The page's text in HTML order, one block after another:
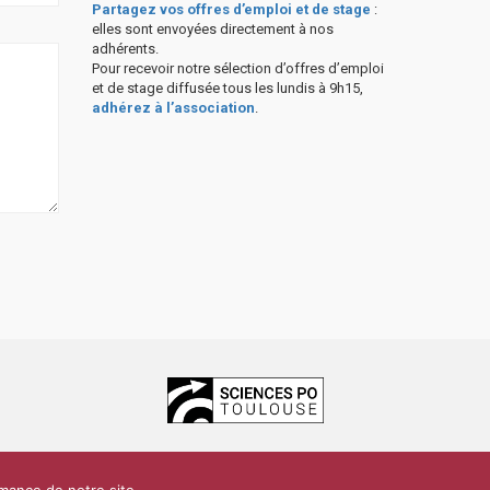
Partagez vos offres d’emploi et de stage :
elles sont envoyées directement à nos
adhérents.
Pour recevoir notre sélection d’offres d’emploi
et de stage diffusée tous les lundis à 9h15,
adhérez à l’association.